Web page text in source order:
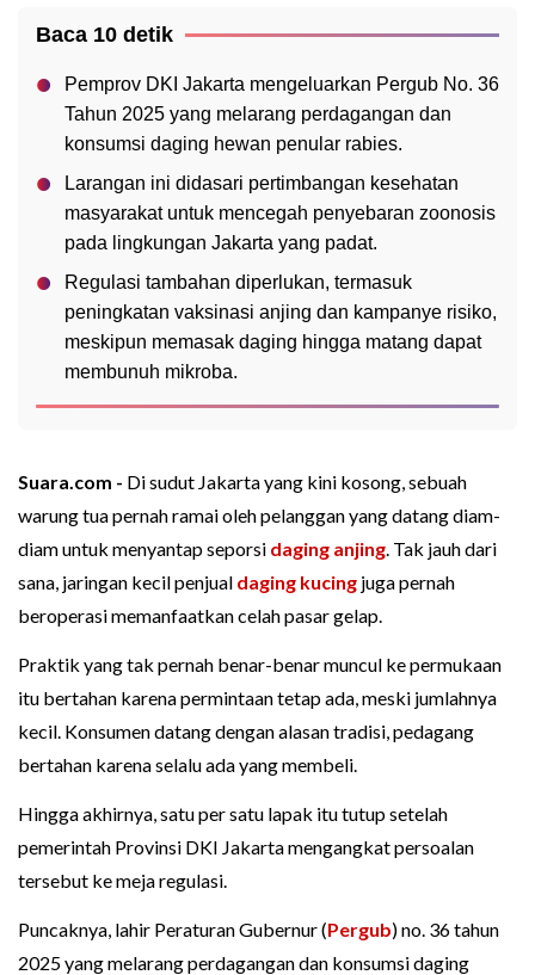
Baca 10 detik
Pemprov DKI Jakarta mengeluarkan Pergub No. 36
Tahun 2025 yang melarang perdagangan dan
konsumsi daging hewan penular rabies.
Larangan ini didasari pertimbangan kesehatan
masyarakat untuk mencegah penyebaran zoonosis
pada lingkungan Jakarta yang padat.
Regulasi tambahan diperlukan, termasuk
peningkatan vaksinasi anjing dan kampanye risiko,
meskipun memasak daging hingga matang dapat
membunuh mikroba.
Suara.com - Di sudut Jakarta yang kini kosong, sebuah
warung tua pernah ramai oleh pelanggan yang datang diam-
diam untuk menyantap seporsi daging anjing . Tak jauh dari
sana, jaringan kecil penjual daging kucing juga pernah
beroperasi memanfaatkan celah pasar gelap.
Praktik yang tak pernah benar-benar muncul ke permukaan
itu bertahan karena permintaan tetap ada, meski jumlahnya
kecil. Konsumen datang dengan alasan tradisi, pedagang
bertahan karena selalu ada yang membeli.
Hingga akhirnya, satu per satu lapak itu tutup setelah
pemerintah Provinsi DKI Jakarta mengangkat persoalan
tersebut ke meja regulasi.
Puncaknya, lahir Peraturan Gubernur (Pergub) no. 36 tahun
2025 yang melarang perdagangan dan konsumsi daging